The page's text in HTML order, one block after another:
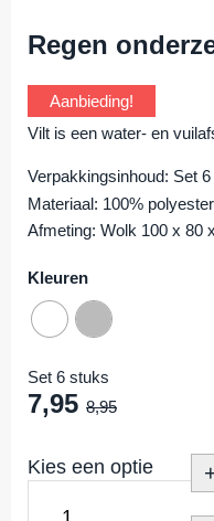
Regen
Aanbieding!
Vilt is een water- en
Verpakkingsinhoud: Set
Materiaal: 100%
Afmeting: Wolk 100 x 80
Kleuren
Set 6 stuks
7,95 8,95
Kies een optie